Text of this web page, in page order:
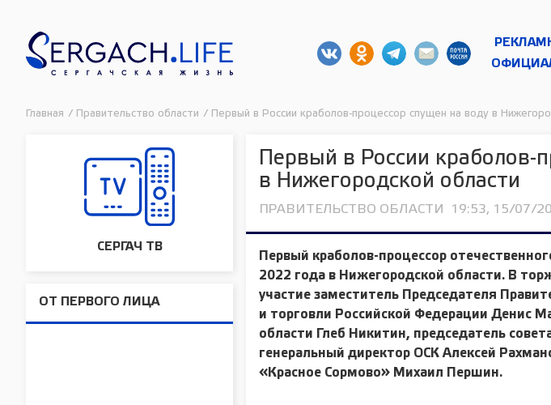
Главная / Правительство области / Первый в России краболов-процессор спущен на воду в
СЕРГАЧ ТВ
ОТ ПЕРВОГО ЛИЦА
Первый в России краболов-
в Нижегородской области
ПРАВИТЕЛЬСТВО ОБЛАСТИ 19:53, 15/07/
Первый краболов-процессор
2022 года в Нижегородской области. В
участие заместитель Председателя
и торговли Российской Федерации Денис
области
Глеб Никитин, председатель
генеральный директор ОСКАлексей
«Красное Сормово» Михаил Першин.